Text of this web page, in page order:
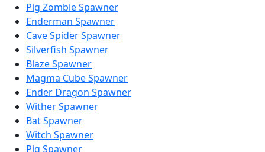
Pig Zombie Spawner
Enderman Spawner
Cave Spider Spawner
Silverfish Spawner
Blaze Spawner
Magma Cube Spawner
Ender Dragon Spawner
Wither Spawner
Bat Spawner
Witch Spawner
Pig Spawner